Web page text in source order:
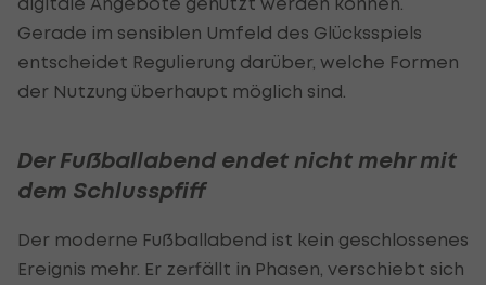
Gerade im sensiblen Umfeld des Glücksspiels
entscheidet Regulierung darüber, welche Formen
der Nutzung überhaupt möglich sind.
Der Fußballabend endet nicht mehr mit
dem Schlusspfiff
Der moderne Fußballabend ist kein geschlossenes
Ereignis mehr. Er zerfällt in Phasen, verschiebt sich